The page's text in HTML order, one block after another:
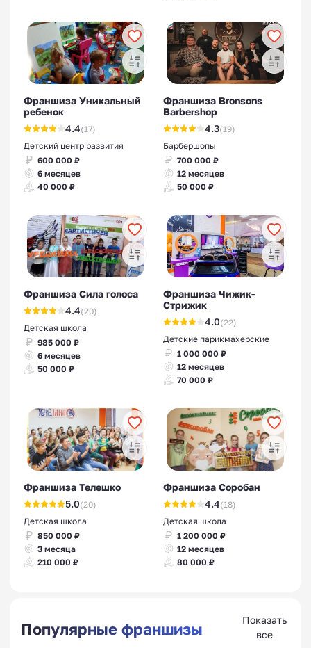
Франшиза Уникальный
ребенок
4.4(17)
Детский центр развития
600 000 ₽
6 месяцев
40 000 ₽
Франшиза Bronsons
Barbershop
4.3(19)
Барбершопы
700 000 ₽
12 месяцев
50 000 ₽
Франшиза Сила голоса
4.4(20)
Детская школа
985 000 ₽
6 месяцев
50 000 ₽
Франшиза Чижик-
Стрижик
4.0(22)
Детские парикмахерские
1 000 000 ₽
12 месяцев
70 000 ₽
Франшиза Телешко
5.0(20)
Детская школа
850 000 ₽
3 месяца
210 000 ₽
Франшиза Соробан
4.4(18)
Детская школа
1 200 000 ₽
12 месяцев
80 000 ₽
Популярные франшизы
Показать
все